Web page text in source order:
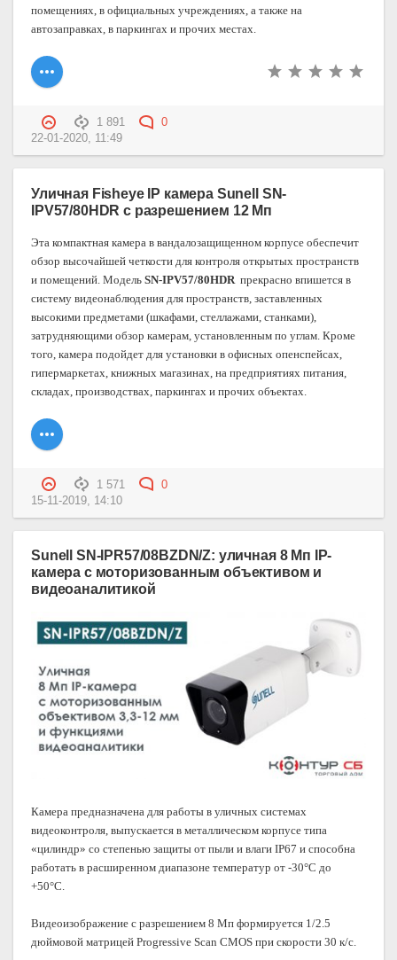
помещениях, в официальных учреждениях, а также на
автозаправках, в паркингах и прочих местах.
1 891
0
22-01-2020, 11:49
Уличная Fisheye IP камера Sunell SN-
IPV57/80HDR с разрешением 12 Мп
Эта компактная камера в вандалозащищенном корпусе обеспечит
обзор высочайшей четкости для контроля открытых пространств
и помещений. Модель SN-IPV57/80HDR прекрасно впишется в
систему видеонаблюдения для пространств, заставленных
высокими предметами (шкафами, стеллажами, станками),
затрудняющими обзор камерам, установленным по углам. Кроме
того, камера подойдет для установки в офисных опенспейсах,
гипермаркетах, книжных магазинах, на предприятиях питания,
складах, производствах, паркингах и прочих объектах.
1 571
0
15-11-2019, 14:10
Sunell SN-IPR57/08BZDN/Z: уличная 8 Мп IP-
камера с моторизованным объективом и
видеоаналитикой
Камера предназначена для работы в уличных системах
видеоконтроля, выпускается в металлическом корпусе типа
«цилиндр» со степенью защиты от пыли и влаги IP67 и способна
работать в расширенном диапазоне температур от -30°C до
+50°C.
Видеоизображение с разрешением 8 Мп формируется 1/2.5
дюймовой матрицей Progressive Scan CMOS при скорости 30 к/с.